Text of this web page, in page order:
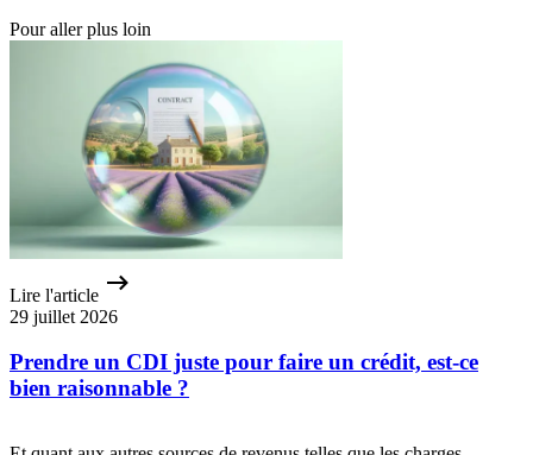
Pour aller plus loin
Lire l'article
29 juillet 2026
Prendre un CDI juste pour faire un crédit, est-ce
bien raisonnable ?